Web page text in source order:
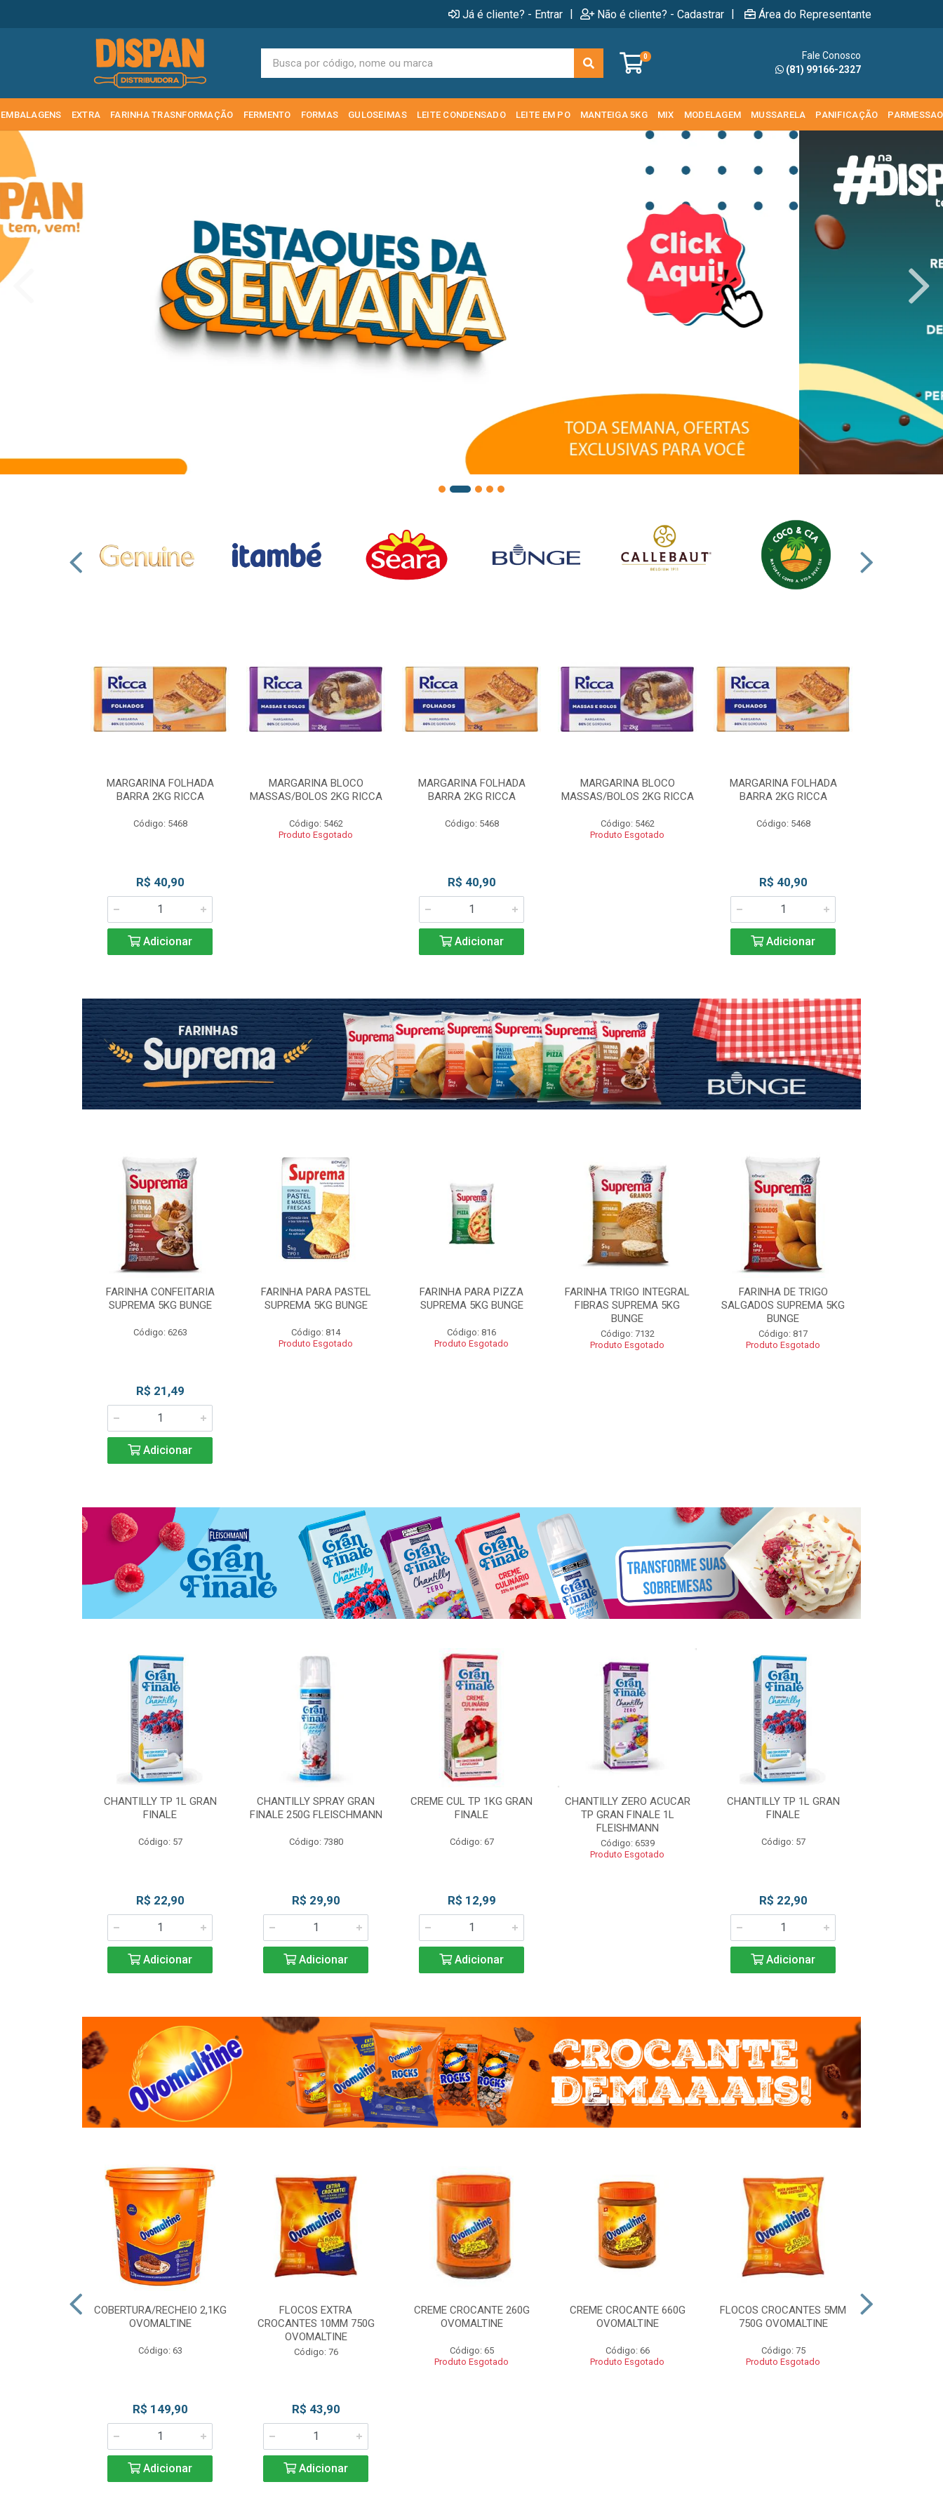
Já é cliente? - Entrar | Não é cliente? - Cadastrar | Área do Representante
0
Fale Conosco
(81) 99166-2327
EMBALAGENS EXTRA FARINHA TRASNFORMAÇÃO FERMENTO FORMAS GULOSEIMAS LEITE CONDENSADO LEITE EM PO MANTEIGA 5KG MIX MODELAGEM MUSSARELA PANIFICAÇÃO PARMESSAO
MARGARINA FOLHADA
BARRA 2KG RICCA
Código: 5468
R$ 40,90
Adicionar
MARGARINA BLOCO
MASSAS/BOLOS 2KG RICCA
Código: 5462
Produto Esgotado
MARGARINA FOLHADA
BARRA 2KG RICCA
Código: 5468
R$ 40,90
Adicionar
MARGARINA BLOCO
MASSAS/BOLOS 2KG RICCA
Código: 5462
Produto Esgotado
MARGARINA FOLHADA
BARRA 2KG RICCA
Código: 5468
R$ 40,90
Adicionar
FARINHA CONFEITARIA
SUPREMA 5KG BUNGE
Código: 6263
R$ 21,49
Adicionar
FARINHA PARA PASTEL
SUPREMA 5KG BUNGE
Código: 814
Produto Esgotado
FARINHA PARA PIZZA
SUPREMA 5KG BUNGE
Código: 816
Produto Esgotado
FARINHA TRIGO INTEGRAL
FIBRAS SUPREMA 5KG
BUNGE
Código: 7132
Produto Esgotado
FARINHA DE TRIGO
SALGADOS SUPREMA 5KG
BUNGE
Código: 817
Produto Esgotado
CHANTILLY TP 1L GRAN
FINALE
Código: 57
R$ 22,90
Adicionar
CHANTILLY SPRAY GRAN
FINALE 250G FLEISCHMANN
Código: 7380
R$ 29,90
Adicionar
CREME CUL TP 1KG GRAN
FINALE
Código: 67
R$ 12,99
Adicionar
CHANTILLY ZERO ACUCAR
TP GRAN FINALE 1L
FLEISHMANN
Código: 6539
Produto Esgotado
CHANTILLY TP 1L GRAN
FINALE
Código: 57
R$ 22,90
Adicionar
COBERTURA/RECHEIO 2,1KG
OVOMALTINE
Código: 63
R$ 149,90
Adicionar
FLOCOS EXTRA
CROCANTES 10MM 750G
OVOMALTINE
Código: 76
R$ 43,90
Adicionar
CREME CROCANTE 260G
OVOMALTINE
Código: 65
Produto Esgotado
CREME CROCANTE 660G
OVOMALTINE
Código: 66
Produto Esgotado
FLOCOS CROCANTES 5MM
750G OVOMALTINE
Código: 75
Produto Esgotado